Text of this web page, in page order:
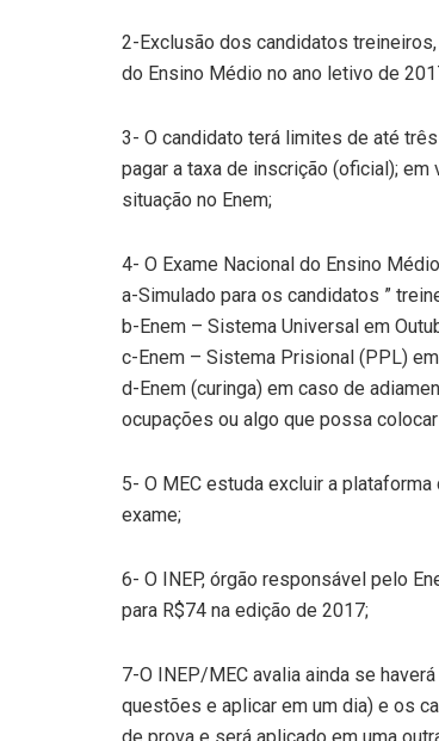
2-Exclusão dos candidatos
do Ensino Médio no ano letivo de
3- O candidato terá limites de até
pagar a taxa de inscrição (oficial);
situação no Enem;
4- O Exame Nacional do Ensino
a-Simulado para os candidatos ”
b-Enem – Sistema Universal em
c-Enem – Sistema Prisional (PPL)
d-Enem (curinga) em caso de
ocupações ou algo que possa
5- O MEC estuda excluir a
exame;
6- O INEP, órgão responsável pelo
para R$74 na edição de 2017;
7-O INEP/MEC avalia ainda se
questões e aplicar em um dia) e os